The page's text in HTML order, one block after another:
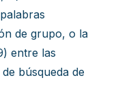
de grupo, o la
entre las
búsqueda de